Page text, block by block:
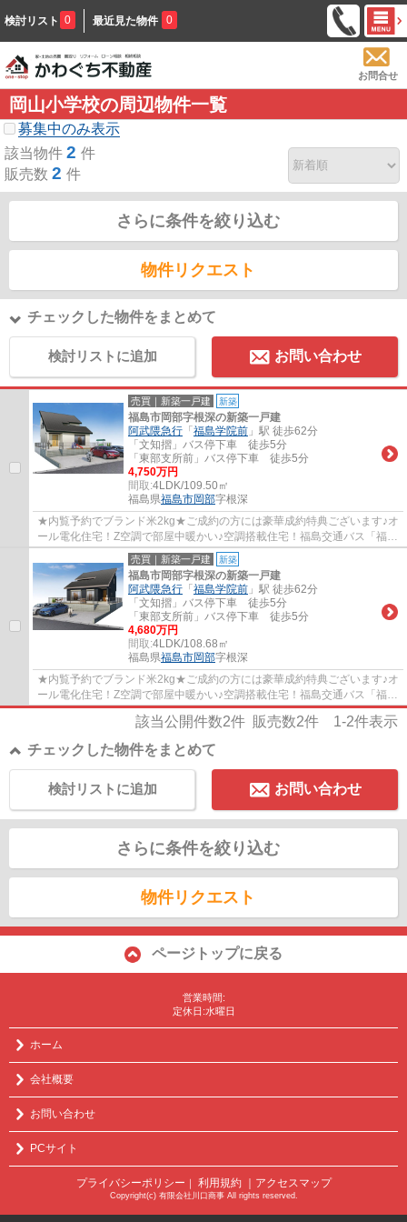
検討リスト 0 最近見た物件 0
お問合せ
岡山小学校の周辺物件一覧
募集中のみ表示
該当物件 2 件
販売数 2 件
さらに条件を絞り込む
物件リクエスト
チェックした物件をまとめて
検討リストに追加 お問い合わせ
売買｜新築一戸建 新築
福島市岡部字根深の新築一戸建
阿武隈急行 「 福島学院前 」駅 徒歩62分
「文知摺」バス停下車 徒歩5分
「東部支所前」バス停下車 徒歩5分
4,750万円
間取:4LDK/109.50㎡
福島県福島市岡部字根深
★内覧予約でブランド米2kg★ご成約の方には豪華成約特典ございます♪オ
ール電化住宅！Z空調で部屋中暖かい♪空調搭載住宅！福島交通バス「福
島」駅より25分、バス停「西原」3分♪岡山小・...
売買｜新築一戸建 新築
福島市岡部字根深の新築一戸建
阿武隈急行 「 福島学院前 」駅 徒歩62分
「文知摺」バス停下車 徒歩5分
「東部支所前」バス停下車 徒歩5分
4,680万円
間取:4LDK/108.68㎡
福島県福島市岡部字根深
★内覧予約でブランド米2kg★ご成約の方には豪華成約特典ございます♪オ
ール電化住宅！Z空調で部屋中暖かい♪空調搭載住宅！福島交通バス「福
島」駅より25分、バス停「西原」3分♪岡山小・...
該当公開件数2件 販売数2件 1-2件表示
チェックした物件をまとめて
お問い合わせ
検討リストに追加
さらに条件を絞り込む
物件リクエスト
ページトップに戻る
営業時間:
定休日:水曜日
ホーム
会社概要
お問い合わせ
PCサイト
プライバシーポリシー ｜ 利用規約 ｜アクセスマップ
Copyright(c) 有限会社川口商事 All rights reserved.